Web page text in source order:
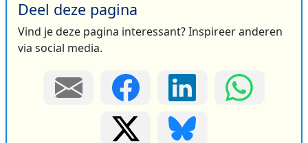
Deel deze pagina
Vind je deze pagina interessant? Inspireer anderen
via social media.